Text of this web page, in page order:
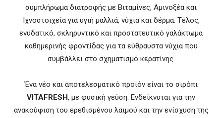
συμπλήρωμα διατροφής με Βιταμίνες, Αμινοξέα και
Ιχνοστοιχεία για υγιή μαλλιά, νύχια και δέρμα. Τέλος,
ενυδατικό, σκληρυντικό και προστατευτικό γαλάκτωμα
καθημερινής φροντίδας για τα εύθραυστα νύχια που
συμβάλλει στο σχηματισμό κερατίνης.
Ένα νέο και αποτελεσματικό προϊόν είναι το σιρόπι
VITAFRESH, με φυσική γεύση. Ενδείκνυται για την
ανακούφιση του ερεθισμένου λαιμού και την ενίσχυση της